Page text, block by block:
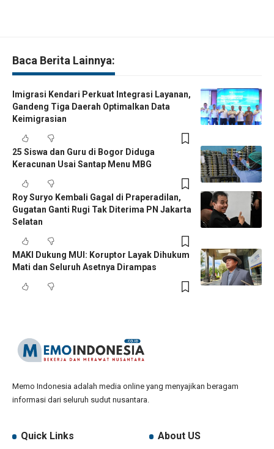
Baca Berita Lainnya:
Imigrasi Kendari Perkuat Integrasi Layanan,
Gandeng Tiga Daerah Optimalkan Data
Keimigrasian
25 Siswa dan Guru di Bogor Diduga
Keracunan Usai Santap Menu MBG
Roy Suryo Kembali Gagal di Praperadilan,
Gugatan Ganti Rugi Tak Diterima PN Jakarta
Selatan
MAKI Dukung MUI: Koruptor Layak Dihukum
Mati dan Seluruh Asetnya Dirampas
Memo Indonesia adalah media online yang menyajikan beragam
informasi dari seluruh sudut nusantara.
Quick Links About US